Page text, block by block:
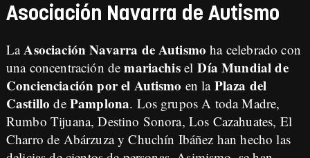
Asociación Navarra de Autismo
La Asociación Navarra de Autismo ha celebrado con
una concentración demariachis elDía Mundial de
Concienciación por el Autismo en laPlaza del
Castillode Pamplona. Los grupos A toda Madre,
Rumbo Tijuana, Destino Sonora, Los Cazahuates, El
Charro de Abárzuza y Chuchín Ibáñez han hecho las